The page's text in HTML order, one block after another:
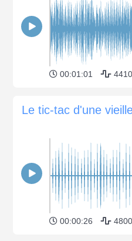
00:01:01
Le tic-tac d'une
00:00:26